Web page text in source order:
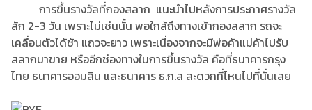
การขึ้นรางวัลที่กองสลาก แนะนำไปหลังการประกาศรางวัล
สัก 2-3 วัน เพราะไม่เช่นนั้น พอใกล้ถึงทางเข้ากองสลาก รถจะ
เคลื่อนตัวได้ช้า แถวจะยาว เพราะเนื่องจากจะมีพ่อค้าแม่ค้าไปรับ
สลากมาขาย หรืออีกช่องทางในการขึ้นรางวัล คือที่ธนาคารกรุง
ไทย ธนาคารออมสิน และธนาคาร ธ.ก.ส สะดวกที่ไหนไปที่นั่นเลย